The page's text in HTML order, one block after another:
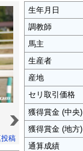
稿
生年月日
調教師
馬主
生産者
産地
セリ取引価格
獲得賞金 (中央)
獲得賞金 (地方)
通算成績